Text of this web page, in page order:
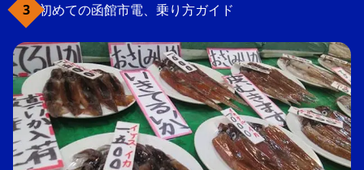
初めての函館市電、乗り方ガイド